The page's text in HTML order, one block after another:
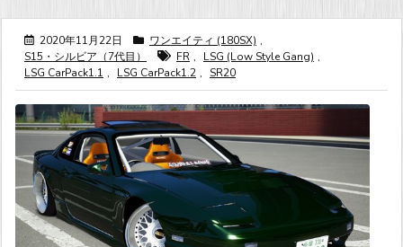
2020年11月22日 ワンエイティ (180SX) ,
S15・シルビア（7代目）
FR , LSG (Low Style Gang) ,
LSG CarPack1.1 , LSG CarPack1.2 , SR20